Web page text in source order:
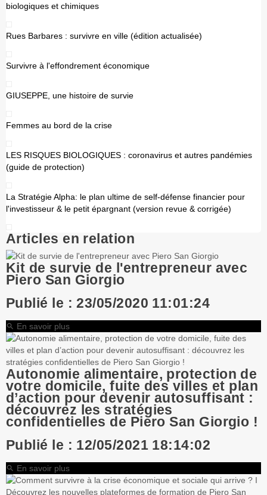
biologiques et chimiques
Rues Barbares : survivre en ville (édition actualisée)
Survivre à l'effondrement économique
GIUSEPPE, une histoire de survie
Femmes au bord de la crise
LES RISQUES BIOLOGIQUES : coronavirus et autres pandémies
(guide de protection)
La Stratégie Alpha: le plan ultime de self-défense financier pour
l'investisseur & le petit épargnant (version revue & corrigée)
Articles en relation
Kit de survie de l'entrepreneur avec
Piero San Giorgio
Publié le : 23/05/2020 11:01:24
search En savoir plus
Autonomie alimentaire, protection de
votre domicile, fuite des villes et plan
d’action pour devenir autosuffisant :
découvrez les stratégies
confidentielles de Piero San Giorgio !
Publié le : 12/05/2021 18:14:02
search En savoir plus